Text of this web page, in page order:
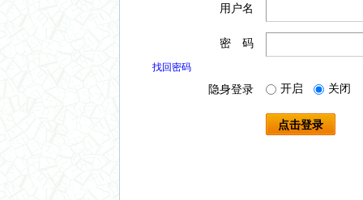
用户名
密 码
找回密码
隐身登录 开启 关闭
点击登录